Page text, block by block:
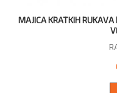
MAJICA KRATKIH RUKAVA